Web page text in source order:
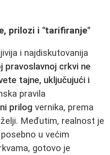
prilozi i "tarifiranje"
i najdiskutovanija
pravoslavnoj crkvi ne
tajne, uključujući i
pravila
prilog vernika, prema
Međutim, realnost je
u većim
gotovo je